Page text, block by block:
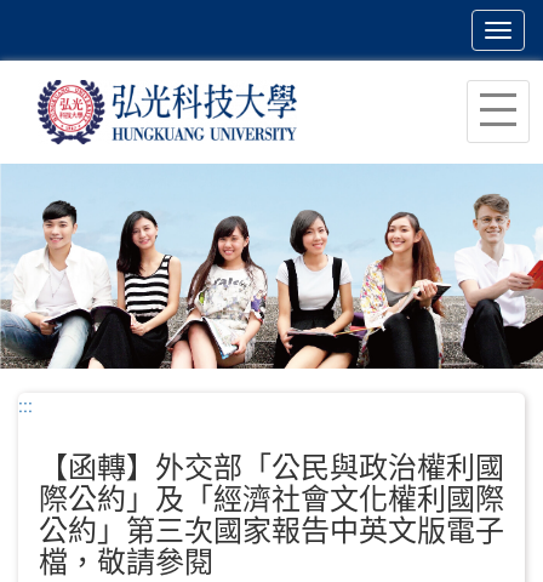
主
容
區
塊
:::
【函轉】外交部「公民與政治權利國
際公約」及「經濟社會文化權利國際
公約」第三次國家報告中英文版電子
檔，敬請參閱